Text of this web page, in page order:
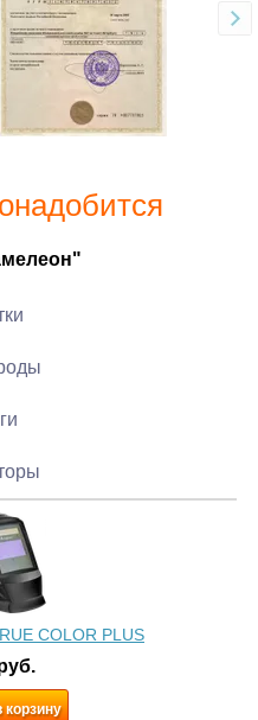
COLOR PLUS
корзину